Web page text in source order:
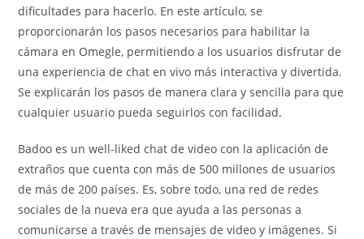
dificultades para hacerlo. En este artículo, se
proporcionarán los pasos necesarios para habilitar la
cámara en Omegle, permitiendo a los usuarios disfrutar de
una experiencia de chat en vivo más interactiva y divertida.
Se explicarán los pasos de manera clara y sencilla para que
cualquier usuario pueda seguirlos con facilidad.
Badoo es un well-liked chat de video con la aplicación de
extraños que cuenta con más de 500 millones de usuarios
de más de 200 países. Es, sobre todo, una red de redes
sociales de la nueva era que ayuda a las personas a
comunicarse a través de mensajes de video y imágenes. Si